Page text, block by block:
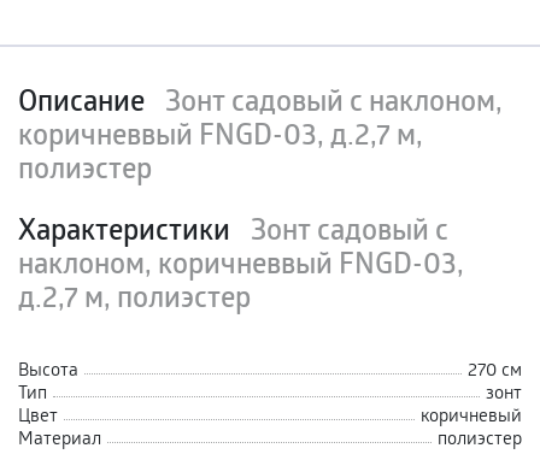
Описание Зонт садовый с наклоном,
коричневвый FNGD-03, д.2,7 м,
полиэстер
Характеристики
Зонт садовый с
наклоном, коричневвый FNGD-03,
д.2,7 м, полиэстер
Высота
270 см
Тип
зонт
Цвет
коричневый
Материал
полиэстер